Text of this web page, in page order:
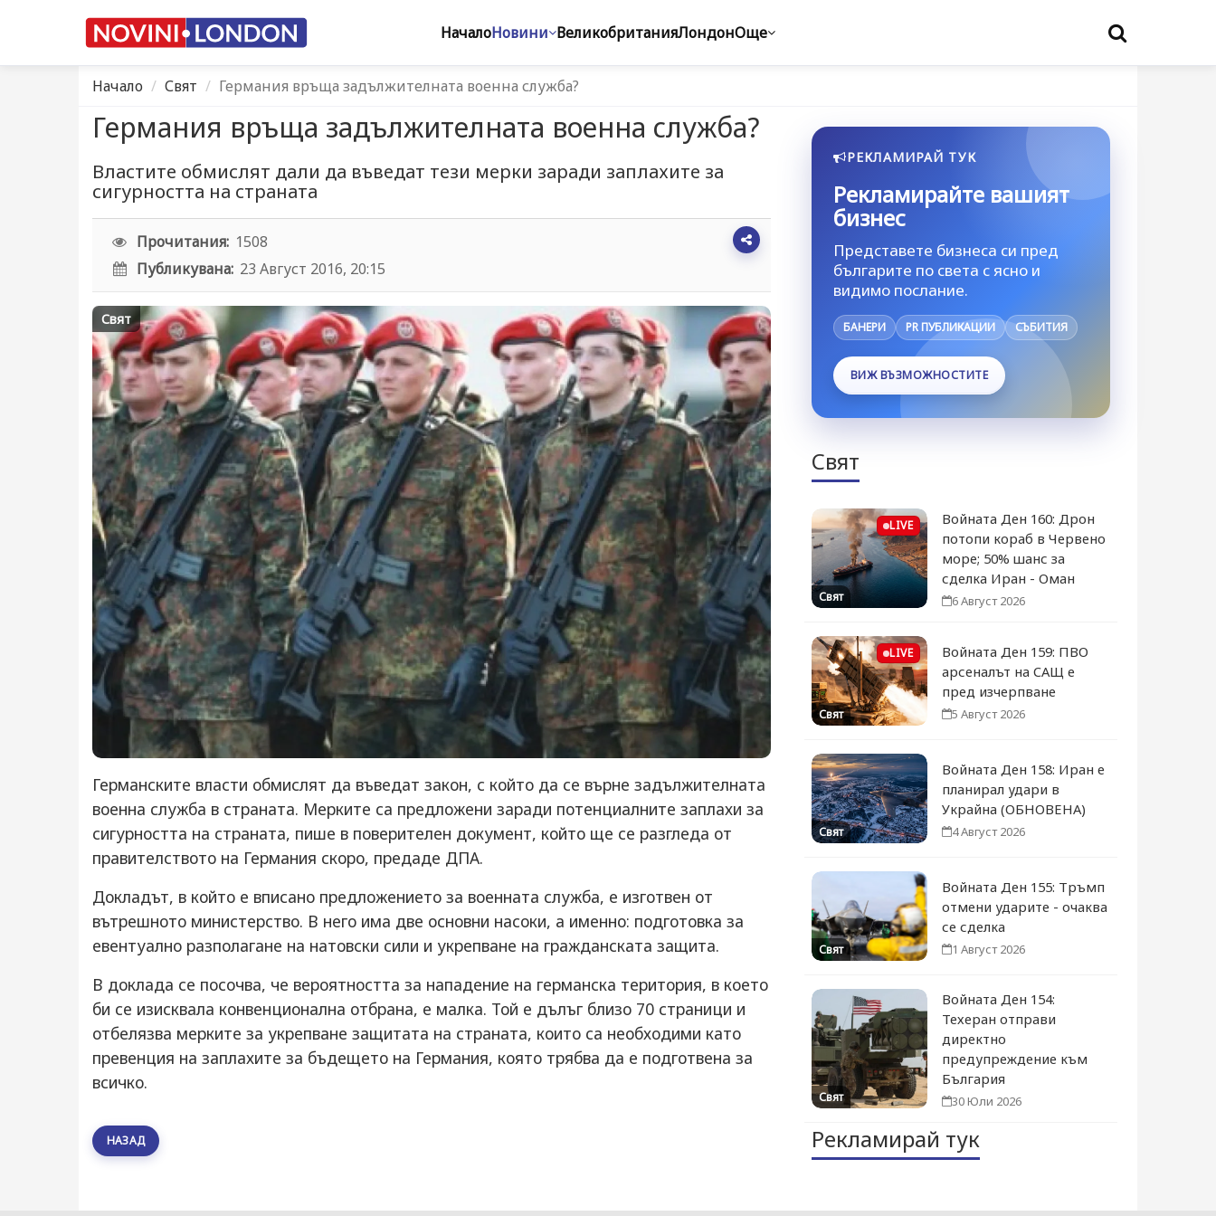
НачалоНовини ВеликобританияЛондонОще
Начало Свят Германия връща задължителната военна служба?
Германия връща задължителната военна служба?
Властите обмислят дали да въведат тези мерки заради заплахите за
сигурността на страната
Прочитания: 1508
Публикувана: 23 Август 2016, 20:15
Свят
Германските власти обмислят да въведат закон, с който да се върне задължителната
военна служба в страната. Мерките са предложени заради потенциалните заплахи за
сигурността на страната, пише в поверителен документ, който ще се разгледа от
правителството на Германия скоро, предаде ДПА.
Докладът, в който е вписано предложението за военната служба, е изготвен от
вътрешното министерство. В него има две основни насоки, а именно: подготовка за
евентуално разполагане на натовски сили и укрепване на гражданската защита.
В доклада се посочва, че вероятността за нападение на германска територия, в което
би се изисквала конвенционална отбрана, е малка. Той е дълъг близо 70 страници и
отбелязва мерките за укрепване защитата на страната, които са необходими като
превенция на заплахите за бъдещето на Германия, която трябва да е подготвена за
всичко.
НАЗАД
РЕКЛАМИРАЙ ТУК
Рекламирайте вашият
бизнес
Представете бизнеса си пред
българите по света с ясно и
видимо послание.
БАНЕРИ PR ПУБЛИКАЦИИ СЪБИТИЯ
ВИЖ ВЪЗМОЖНОСТИТЕ
Свят
LIVE
Свят
Войната Ден 160: Дрон
потопи кораб в Червено
море; 50% шанс за
сделка Иран - Оман
6 Август 2026
LIVE
Свят
Войната Ден 159: ПВО
арсеналът на САЩ е
пред изчерпване
5 Август 2026
Свят
Войната Ден 158: Иран е
планирал удари в
Украйна (ОБНОВЕНА)
4 Август 2026
Свят
Войната Ден 155: Тръмп
отмени ударите - очаква
се сделка
1 Август 2026
Свят
Войната Ден 154:
Техеран отправи
директно
предупреждение към
България
30 Юли 2026
Рекламирай тук